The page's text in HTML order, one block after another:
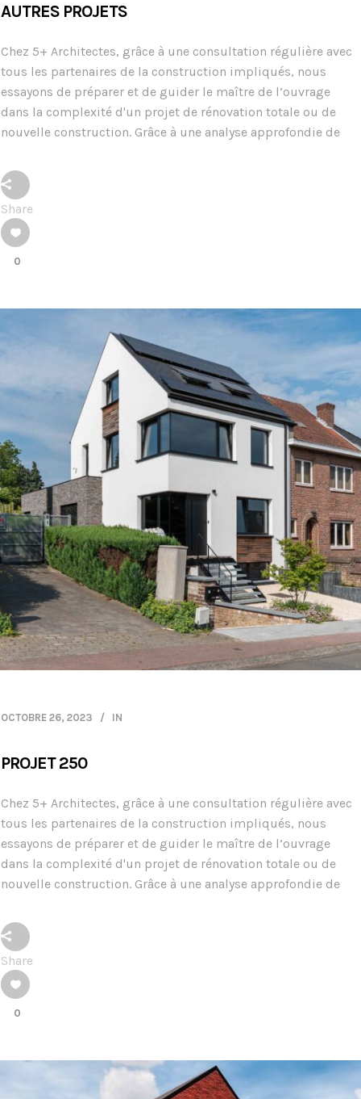
AUTRES PROJETS
Chez 5+ Architectes, grâce à une consultation régulière avec
tous les partenaires de la construction impliqués, nous
essayons de préparer et de guider le maître de l’ouvrage
dans la complexité d'un projet de rénovation totale ou de
nouvelle construction. Grâce à une analyse approfondie de
Share
0
OCTOBRE 26, 2023 IN
PROJET 250
Chez 5+ Architectes, grâce à une consultation régulière avec
tous les partenaires de la construction impliqués, nous
essayons de préparer et de guider le maître de l’ouvrage
dans la complexité d'un projet de rénovation totale ou de
nouvelle construction. Grâce à une analyse approfondie de
Share
0